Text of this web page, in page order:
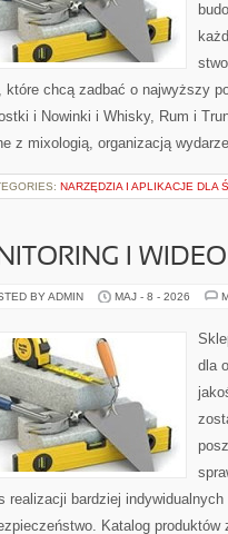
które chcą zadbać o najwyższy
i Nowinki i Whisky, Rum i
z mixologią, organizacją
NARZĘDZIA I APLIKACJE DLA
I
BY ADMIN MAJ - 8 - 2026
dla
realizacji bardziej
Katalog produktów